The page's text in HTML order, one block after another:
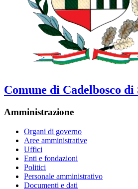
Comune di Cadelbosco di
Amministrazione
Organi di governo
Aree amministrative
Uffici
Enti e fondazioni
Politici
Personale amministrativo
Documenti e dati